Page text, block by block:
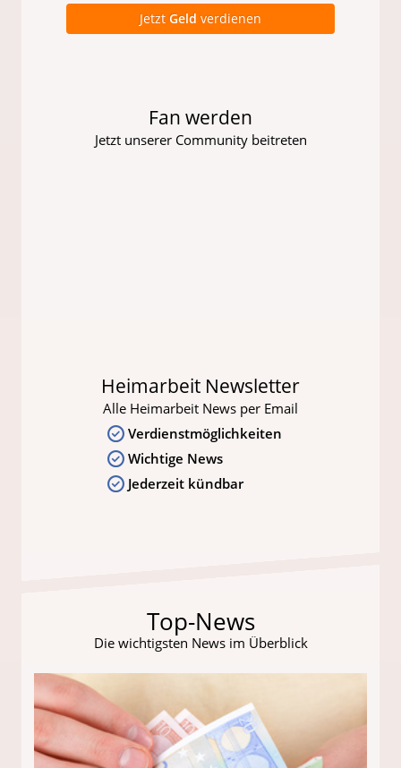
Jetzt Geld verdienen
Fan werden
Jetzt unserer Community beitreten
Heimarbeit Newsletter
Alle Heimarbeit News per Email
Verdienstmöglichkeiten
Wichtige News
Jederzeit kündbar
Top-News
Die wichtigsten News im Überblick